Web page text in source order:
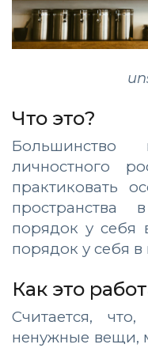
Что это?
личностного
практиковать
порядок у себя
порядок у себя в
Как это
Считается,
ненужные вещи,